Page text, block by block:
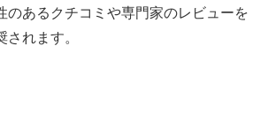
のあるクチコミや専門家のレビューを
れます。